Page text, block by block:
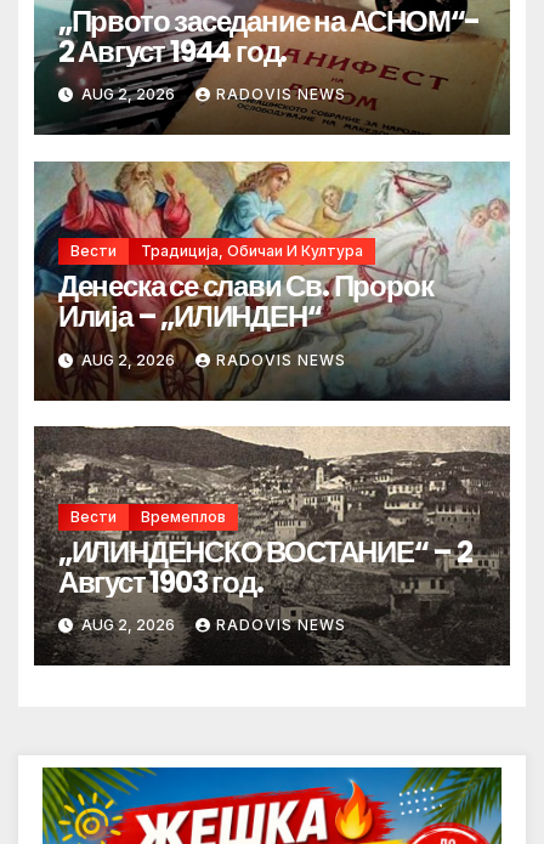
„Првото заседание на АСНОМ“-
2 Август 1944 год.
AUG 2, 2026 RADOVIS NEWS
Вести Традиција, Обичаи И Култура
Денеска се слави Св. Пророк
Илија – „ИЛИНДЕН“
AUG 2, 2026 RADOVIS NEWS
Вести Времеплов
„ИЛИНДЕНСКО ВОСТАНИЕ“ – 2
Август 1903 год.
AUG 2, 2026 RADOVIS NEWS